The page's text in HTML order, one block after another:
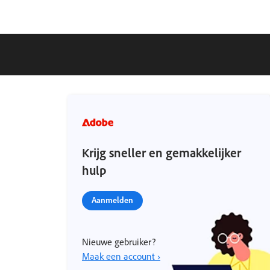
Krijg sneller en gemakkelijker
hulp
Aanmelden
Nieuwe gebruiker?
Maak een account ›